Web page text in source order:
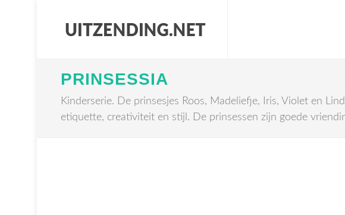
PRINSESSIA
Kinderserie. De prinsesjes Roos, Madeliefje, Iris, Violet en
etiquette, creativiteit en stijl. De prinsessen zijn goede